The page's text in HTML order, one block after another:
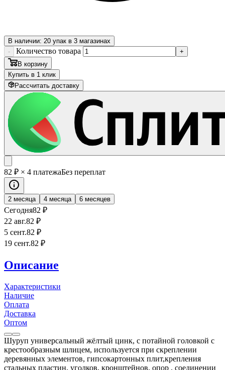
В наличии: 20 упак в 3 магазинах
-
Количество товара
+
В корзину
Купить в 1 клик
Рассчитать доставку
82 ₽ × 4 платежаБез переплат
2 месяца 4 месяца 6 месяцев
Сегодня82 ₽
22 авг.82 ₽
5 сент.82 ₽
19 сент.82 ₽
Описание
Характеристики
Наличие
Оплата
Доставка
Оптом
Шуруп универсальный жёлтый цинк, с потайной головкой с
крестообразным шлицем, используется при скреплении
деревянных элементов, гипсокартонных плит,крепления
стальных пластин, уголков, кронштейнов, опор , соединении